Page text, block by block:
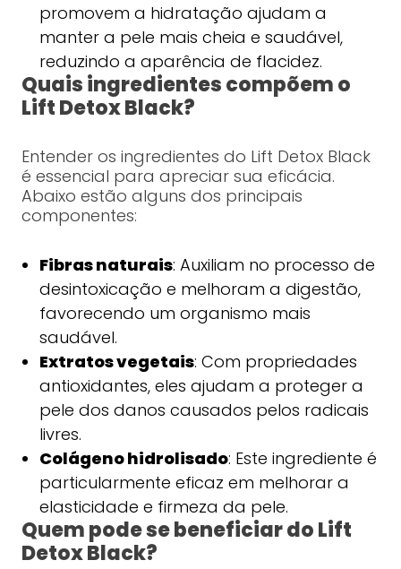
promovem a hidratação ajudam a
manter a pele mais cheia e saudável,
reduzindo a aparência de flacidez.
Quais ingredientes compõem o
Lift Detox Black?
Entender os ingredientes do Lift Detox Black
é essencial para apreciar sua eficácia.
Abaixo estão alguns dos principais
componentes:
Fibras naturais: Auxiliam no processo de
desintoxicação e melhoram a digestão,
favorecendo um organismo mais
saudável.
Extratos vegetais: Com propriedades
antioxidantes, eles ajudam a proteger a
pele dos danos causados pelos radicais
livres.
Colágeno hidrolisado: Este ingrediente é
particularmente eficaz em melhorar a
elasticidade e firmeza da pele.
Quem pode se beneficiar do Lift
Detox Black?